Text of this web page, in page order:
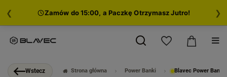
Zamów do 15:00, a Paczkę Otrzymasz Jutro!
❮ ❯
Strona główna Power Banki Blavec Power Bank